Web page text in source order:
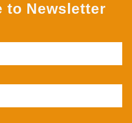
to Newsletter